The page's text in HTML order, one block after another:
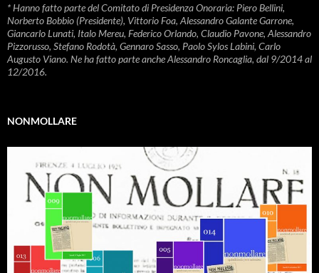
* Hanno fatto parte del Comitato di Presidenza Onoraria: Piero Bellini,
Norberto Bobbio (Presidente), Vittorio Foa, Alessandro Galante Garrone,
Giancarlo Lunati, Italo Mereu, Federico Orlando, Claudio Pavone, Alessandro
Pizzorusso, Stefano Rodotà, Gennaro Sasso, Paolo Sylos Labini, Carlo
Augusto Viano. Ne ha fatto parte anche Alessandro Roncaglia, dal 9/2014 al
12/2016.
NONMOLLARE